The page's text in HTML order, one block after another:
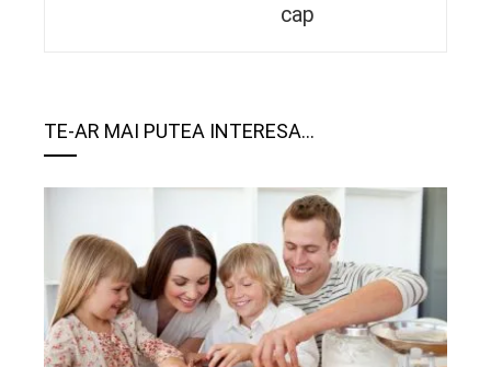
cap
TE-AR MAI PUTEA INTERESA...